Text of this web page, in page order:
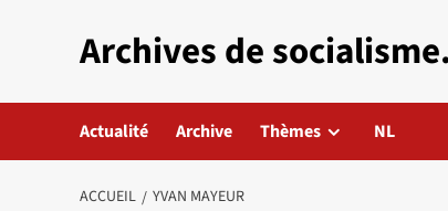
Archives de
Actualité Archive Thèmes NL
ACCUEIL YVAN MAYEUR